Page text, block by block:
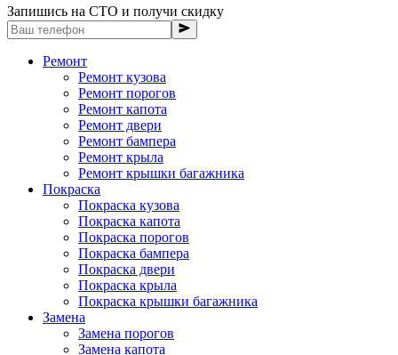
Запишись на СТО и получи скидку
Ремонт
Ремонт кузова
Ремонт порогов
Ремонт капота
Ремонт двери
Ремонт бампера
Ремонт крыла
Ремонт крышки багажника
Покраска
Покраска кузова
Покраска капота
Покраска порогов
Покраска бампера
Покраска двери
Покраска крыла
Покраска крышки багажника
Замена
Замена порогов
Замена капота